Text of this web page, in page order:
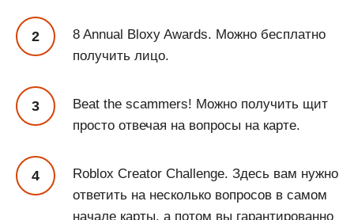
8 Annual Bloxy Awards. Можно бесплатно
получить лицо.
Beat the scammers! Можно получить щит
просто отвечая на вопросы на карте.
Roblox Creator Challenge. Здесь вам нужно
ответить на несколько вопросов в самом
начале карты, а потом вы гарантированно